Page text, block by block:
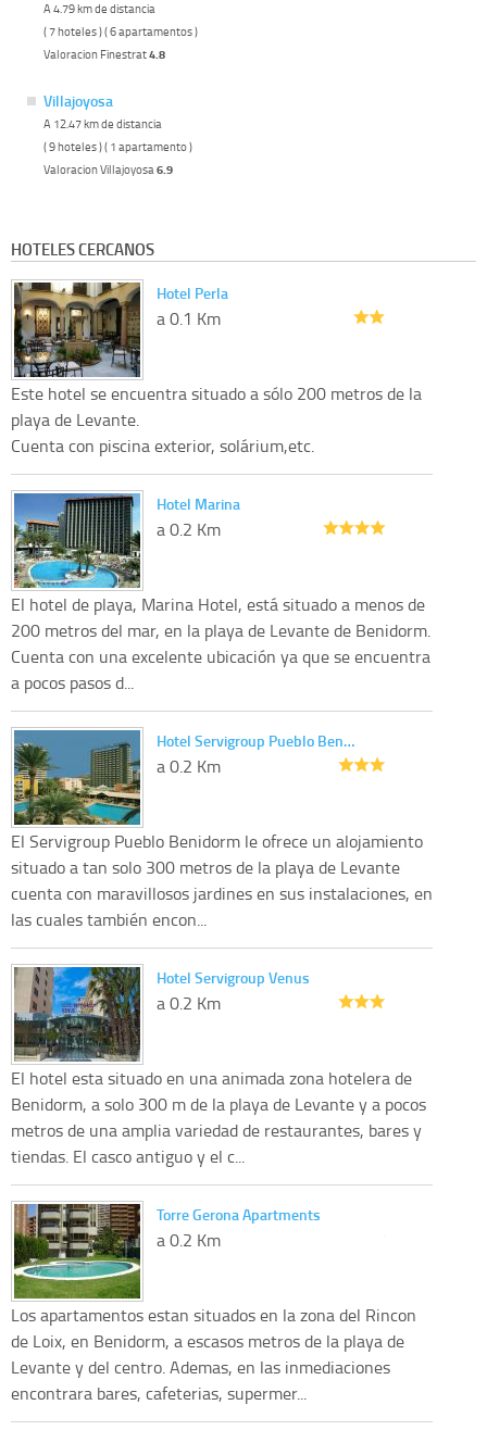
A 4.79 km de distancia
( 7 hoteles ) ( 6 apartamentos )
Valoracion Finestrat4.8
Villajoyosa
A 12.47 km de distancia
( 9 hoteles ) ( 1 apartamento )
Valoracion Villajoyosa 6.9
HOTELES CERCANOS
Hotel Perla
a 0.1 Km
Este hotel se encuentra situado a sólo 200 metros de la
playa de Levante.
Cuenta con piscina exterior, solárium,etc.
Hotel Marina
a 0.2 Km
El hotel de playa, Marina Hotel, está situado a menos de
200 metros del mar, en la playa de Levante de Benidorm.
Cuenta con una excelente ubicación ya que se encuentra
a pocos pasos d...
Hotel Servigroup Pueblo Ben…
a 0.2 Km
El Servigroup Pueblo Benidorm le ofrece un alojamiento
situado a tan solo 300 metros de la playa de Levante
cuenta con maravillosos jardines en sus instalaciones, en
las cuales también encon...
Hotel Servigroup Venus
a 0.2 Km
El hotel esta situado en una animada zona hotelera de
Benidorm, a solo 300 m de la playa de Levante y a pocos
metros de una amplia variedad de restaurantes, bares y
tiendas. El casco antiguo y el c...
Torre Gerona Apartments
a 0.2 Km
Los apartamentos estan situados en la zona del Rincon
de Loix, en Benidorm, a escasos metros de la playa de
Levante y del centro. Ademas, en las inmediaciones
encontrara bares, cafeterias, supermer...